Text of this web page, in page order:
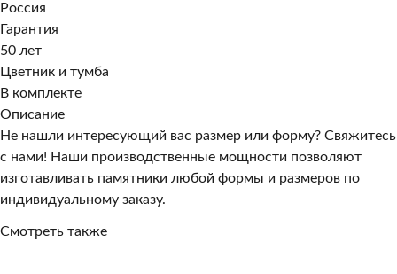
Россия
Гарантия
50 лет
Цветник и тумба
В комплекте
Описание
Не нашли интересующий вас размер или форму? Свяжитесь
с нами! Наши производственные мощности позволяют
изготавливать памятники любой формы и размеров по
индивидуальному заказу.
Смотреть также